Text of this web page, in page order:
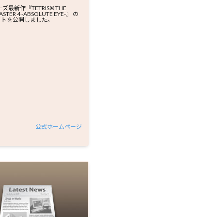
ズ最新作『TETRIS® THE
4 -ABSOLUTE EYE-』 の
を公開しました。
公式ホームページ